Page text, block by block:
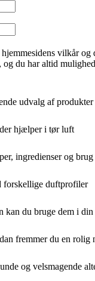
vilkår og
du har altid
udvalg af produkter
hjælper i tør luft
ingredienser og brug
forskellige duftprofiler
kan du bruge dem i
fremmer du en rolig
og velsmagende